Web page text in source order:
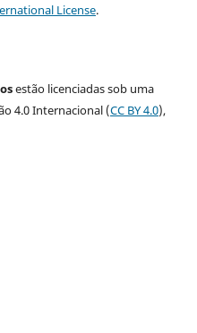
License.
estão licenciadas sob uma
4.0 Internacional (CC BY 4.0),